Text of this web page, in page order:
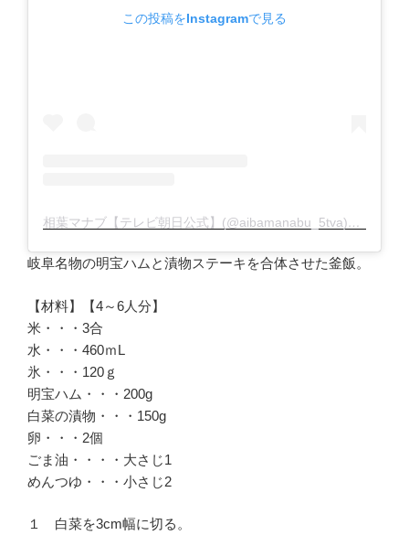
この投稿をInstagramで見る
相葉マナブ【テレビ朝日公式】(@aibamanabu_5tva)がシェアした投稿
岐阜名物の明宝ハムと漬物ステーキを合体させた釜飯。
【材料】【4～6人分】
米・・・3合
水・・・460ｍL
氷・・・120ｇ
明宝ハム・・・200g
白菜の漬物・・・150g
卵・・・2個
ごま油・・・・大さじ1
めんつゆ・・・小さじ2
１ 白菜を3cm幅に切る。